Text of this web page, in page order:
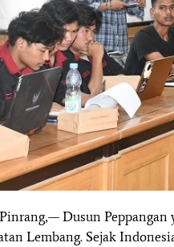
Dusun Peppangan
Lembang. Sejak